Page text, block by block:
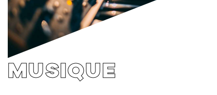
MUSIQUE